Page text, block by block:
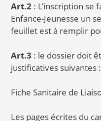
Art.2: L’inscription se
Enfance-Jeunesse un
feuillet est à remplir
Art.3 : le dossier doit
justificatives suivantes :
Fiche Sanitaire de
Les pages écrites du